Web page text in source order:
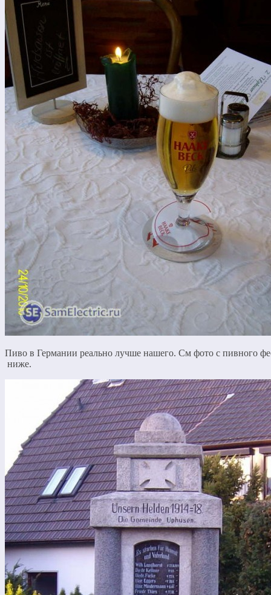
Пиво в Германии реально лучше нашего. См фото с пивного
ниже.